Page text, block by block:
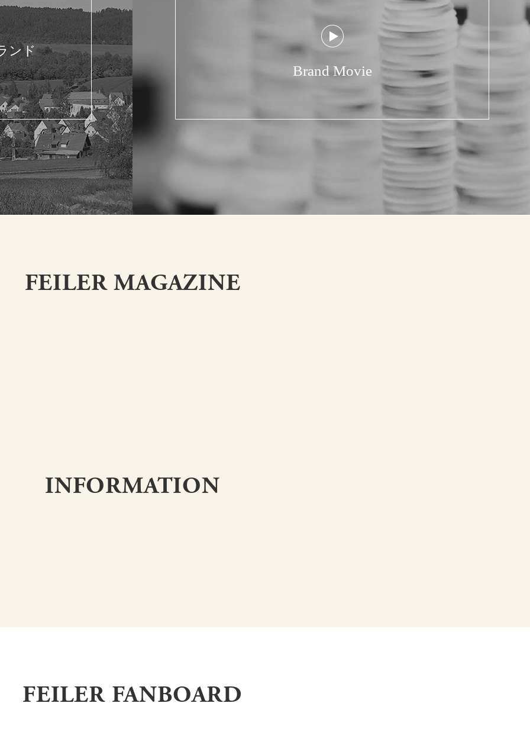
ンド
Brand Movie
FEILER MAGAZINE
INFORMATION
FEILER FANBOARD